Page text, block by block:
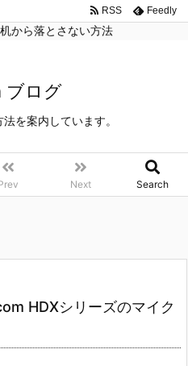
【試してみました】
から落とさない方法
ブログ
を案内しています。
Next Search
RSS Feedly
HDXシリーズのマイク